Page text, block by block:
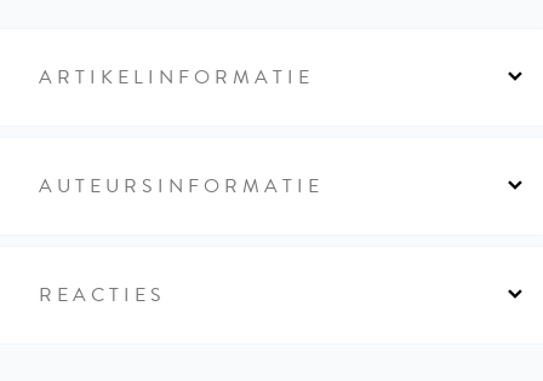
ARTIKELINFORMATIE
AUTEURSINFORMATIE
REACTIES